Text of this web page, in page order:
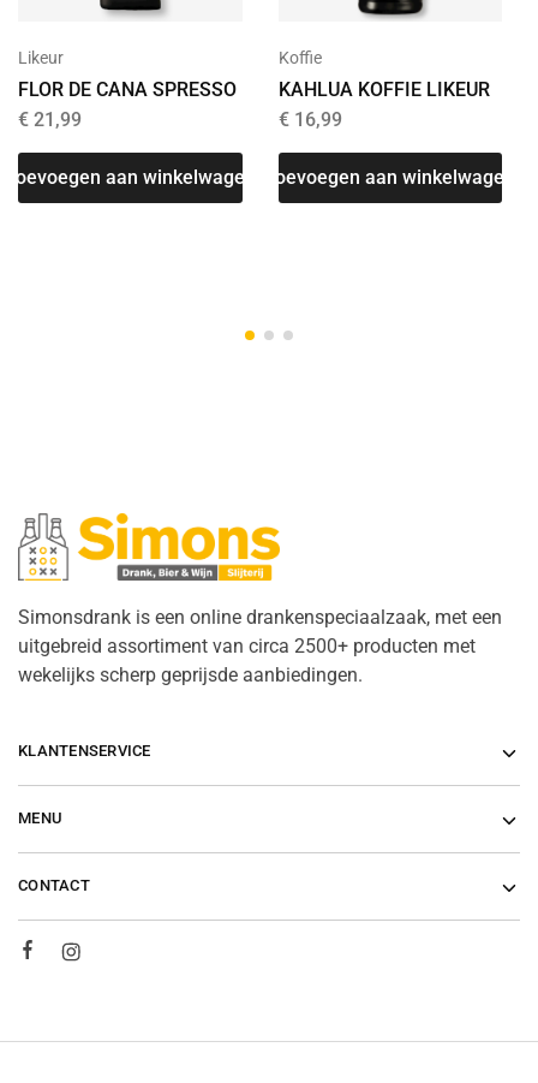
Likeur
FLOR DE CANA SPRESSO
€ 21,99
Toevoegen aan winkelwagen
Koffie
KAHLUA KOFFIE LIKEUR
€16,99
Toevoegen aan winkelwagen
Simonsdrank is een online drankenspeciaalzaak, met een
uitgebreid assortiment van circa 2500+ producten met
wekelijks scherp geprijsde aanbiedingen.
KLANTENSERVICE
MENU
CONTACT